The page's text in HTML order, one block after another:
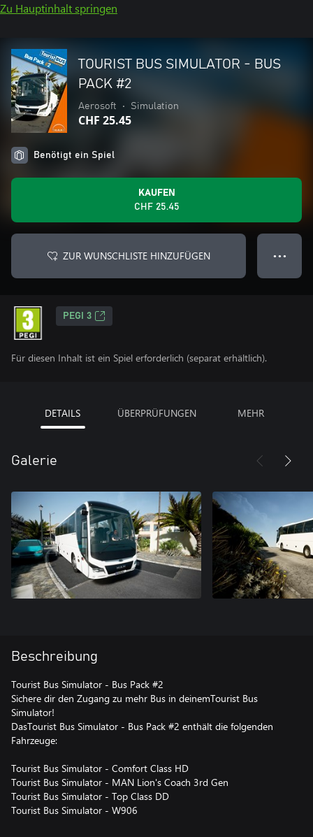
Zu Hauptinhalt springen
TOURIST BUS SIMULATOR - BUS
PACK #2
Aerosoft • Simulation
CHF 25.45
Benötigt ein Spiel
KAUFEN
CHF 25.45
ZUR WUNSCHLISTE HINZUFÜGEN ● ● ●
PEGI 3
Für diesen Inhalt ist ein Spiel erforderlich (separat erhältlich).
DETAILS ÜBERPRÜFUNGEN MEHR
Galerie
Beschreibung
Tourist Bus Simulator - Bus Pack #2
Sichere dir den Zugang zu mehr Bus in deinemTourist Bus
Simulator!
DasTourist Bus Simulator - Bus Pack #2 enthält die folgenden
Fahrzeuge:
Tourist Bus Simulator - Comfort Class HD
Tourist Bus Simulator - MAN Lion's Coach 3rd Gen
Tourist Bus Simulator - Top Class DD
Tourist Bus Simulator - W906